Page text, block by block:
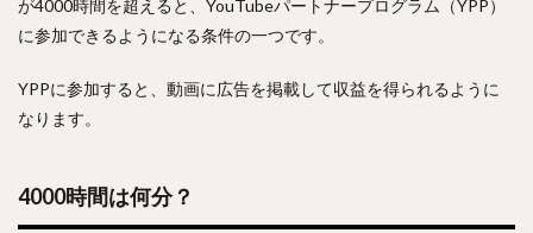
が4000時間を超えると、YouTubeパートナープログラム（YPP）
に参加できるようになる条件の一つです。
YPPに参加すると、動画に広告を掲載して収益を得られるように
なります。
4000時間は何分？